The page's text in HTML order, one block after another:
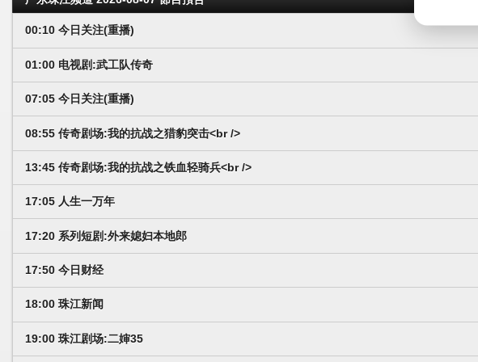
00:10 今日关注(重播)
01:00 电视剧:武工队传奇
07:05 今日关注(重播)
08:55 传奇剧场:我的抗战之猎豹突击<br />
13:45 传奇剧场:我的抗战之铁血轻骑兵<br />
17:05 人生一万年
17:20 系列短剧:外来媳妇本地郎
17:50 今日财经
18:00 珠江新闻
19:00 珠江剧场:二婶35